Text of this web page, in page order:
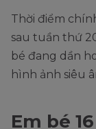
Thời điểm
sau tuần thứ
bé đang dần
hình ảnh siêu
Em bé